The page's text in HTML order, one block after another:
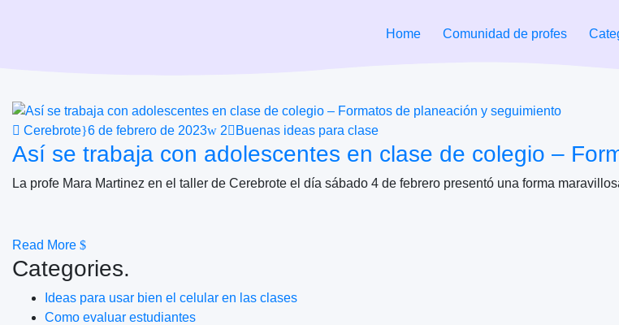
Home Comunidad de profes
Cerebrote 6 de febrero de 2023 2 Buenas ideas para clase
Así se trabaja con adolescentes en clase de colegio –
La profe Mara Martinez en el taller de Cerebrote el día sábado 4 de febrero presentó una forma
Read More
Categories.
Ideas para usar bien el celular en las clases
Como evaluar estudiantes